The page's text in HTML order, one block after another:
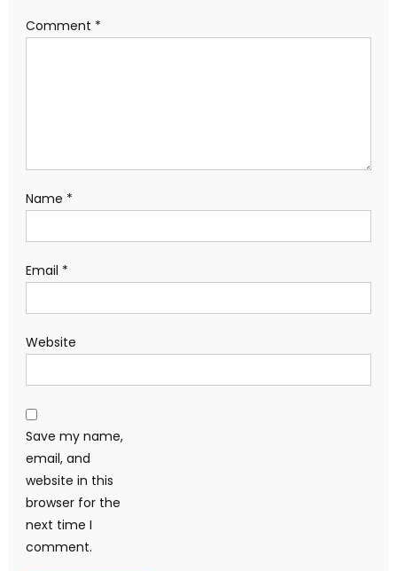
Comment *
Name *
Email *
Website
Save my name,
email, and
website in this
browser for the
next time I
comment.